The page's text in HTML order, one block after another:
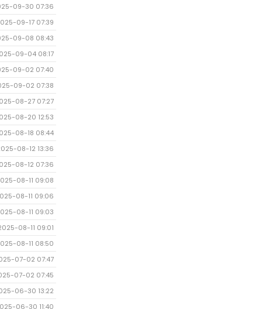
09-30 07:36
09-17 07:39
09-08 08:43
09-04 08:17
09-02 07:40
09-02 07:38
08-27 07:27
08-20 12:53
08-18 08:44
08-12 13:36
08-12 07:36
08-11 09:08
08-11 09:06
08-11 09:03
08-11 09:01
08-11 08:50
07-02 07:47
07-02 07:45
06-30 13:22
06-30 11:40